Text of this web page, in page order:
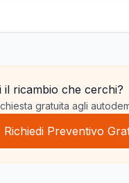
Dx
il ricambio che cerchi?
gratuita agli
Richiedi Preventivo